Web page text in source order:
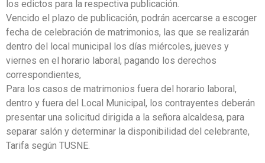
los edictos para la respectiva publicación.
Vencido el plazo de publicación, podrán acercarse a escoger
fecha de celebración de matrimonios, las que se realizarán
dentro del local municipal los días miércoles, jueves y
viernes en el horario laboral, pagando los derechos
correspondientes,
Para los casos de matrimonios fuera del horario laboral,
dentro y fuera del Local Municipal, los contrayentes deberán
presentar una solicitud dirigida a la señora alcaldesa, para
separar salón y determinar la disponibilidad del celebrante,
Tarifa según TUSNE.